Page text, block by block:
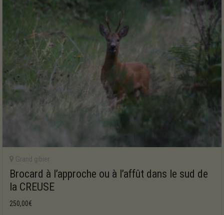
Grand gibier
Brocard à l’approche ou à l’affût dans le sud de
la CREUSE
250,00€